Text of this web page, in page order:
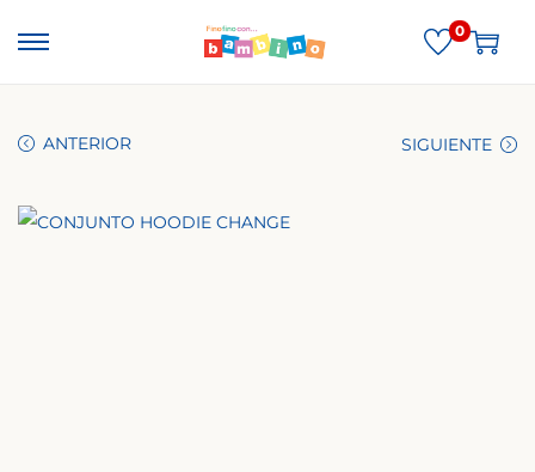
0
ANTERIOR SIGUIENTE